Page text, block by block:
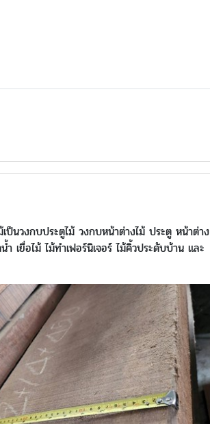
นวงกบประตูไม้ วงกบหน้าต่างไม้ ประตู หน้าต่าง
เยื่อไม้ ไม้ทำเฟอร์นิเจอร์ ไม้คิ้วประดับบ้าน และ